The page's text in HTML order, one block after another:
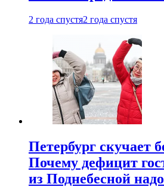
2 года спустя2 года спустя
Петербург скучает
Почему дефицит
из Поднебесной